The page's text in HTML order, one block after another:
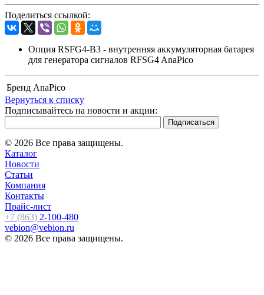
Поделиться ссылкой:
Опция RSFG4-B3 - внутренняя аккумуляторная батарея
для генератора сигналов RFSG4 AnaPico
Бренд AnaPico
Вернуться к списку
Подписывайтесь на новости и акции:
© 2026 Все права защищены.
Каталог
Новости
Статьи
Компания
Контакты
Прайс-лист
+7 (863) 2-100-480
vebion@vebion.ru
© 2026 Все права защищены.